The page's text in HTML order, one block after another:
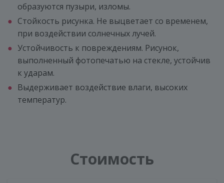
образуются пузыри, изломы.
Стойкость рисунка. Не выцветает со временем,
при воздействии солнечных лучей.
Устойчивость к повреждениям. Рисунок,
выполненный фотопечатью на стекле, устойчив
к ударам.
Выдерживает воздействие влаги, высоких
температур.
Стоимость